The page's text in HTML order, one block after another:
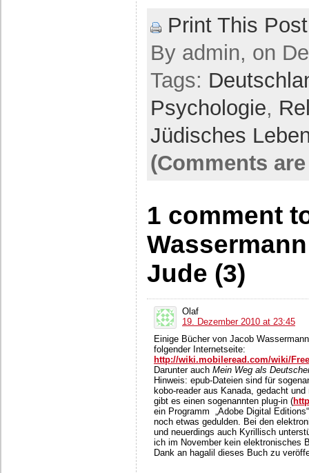
Print This Post
By admin, on
Tags:
Psychologie,
Jüdisches
(Comments
1 comment
Jude (3)
Olaf
19. Dezember 2010 at 23:45
Einige Bücher von Jacob
folgender Internetseite:
http://wiki.mobileread.com/wiki/
Darunter auch Mein Weg als
Hinweis: epub-Dateien sind für
kobo-reader aus Kanada, gedacht
gibt es einen sogenannten plug-in (
ein Programm „Adobe Digital
noch etwas gedulden. Bei den
und neuerdings auch Kyrillisch
ich im November kein elektronisches
Dank an hagalil dieses Buch zu